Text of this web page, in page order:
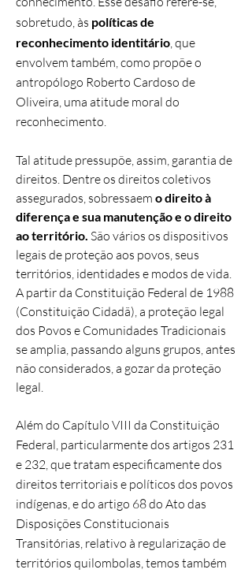
sobretudo, às políticas de
reconhecimento identitário, que
envolvem também, como propõe o
antropólogo Roberto Cardoso de
Oliveira, uma atitude moral do
reconhecimento.
Tal atitude pressupõe, assim, garantia de
direitos. Dentre os direitos coletivos
assegurados, sobressaem o direito à
diferença e sua manutenção e o direito
ao território. São vários os dispositivos
legais de proteção aos povos, seus
territórios, identidades e modos de vida.
A partir da Constituição Federal de 1988
(Constituição Cidadã), a proteção legal
dos Povos e Comunidades Tradicionais
se amplia, passando alguns grupos, antes
não considerados, a gozar da proteção
legal.
Além do Capítulo VIII da Constituição
Federal, particularmente dos artigos 231
e 232, que tratam especificamente dos
direitos territoriais e políticos dos povos
indígenas, e do artigo 68 do Ato das
Disposições Constitucionais
Transitórias, relativo à regularização de
territórios quilombolas, temos também